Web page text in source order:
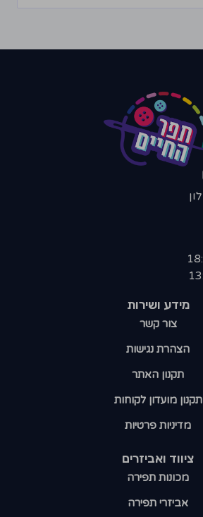
ציווד ואביזרים
מכונות תפירה
אביזרי תפירה
מידע ושירות
צור קשר
הצהרת נגישות
תקנון האתר
תקנון מועדון לקוחות
מדיניות פרטיות